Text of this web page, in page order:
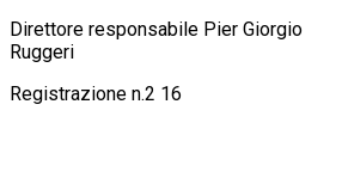
Direttore responsabile Pier Giorgio
Ruggeri
Registrazione n.2 16